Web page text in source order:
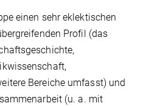
einen sehr eklektischen
Profil (das
Bereiche umfasst) und
(u. a. mit